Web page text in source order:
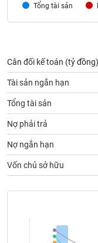
Tổng tài sản
Cân đối kế toán (tỷ đồng)
Tài sản ngắn hạn
Tổng tài sản
Nợ phải trả
Nợ ngắn hạn
Vốn chủ sở hữu
chính
Công
cụ
tư
thông
chính